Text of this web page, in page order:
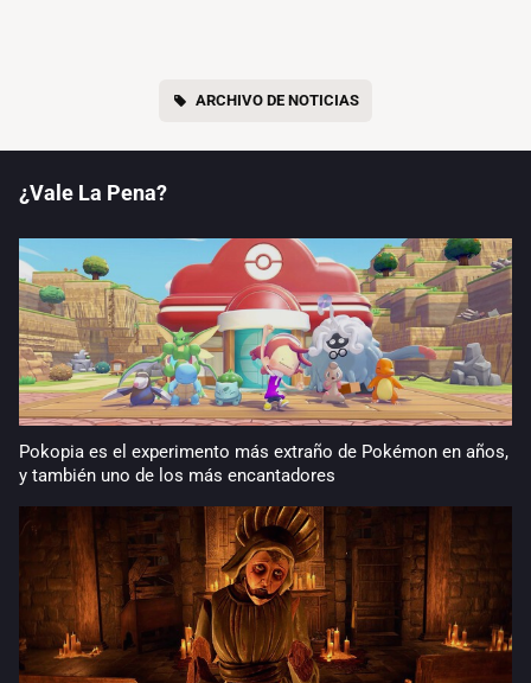
ARCHIVO DE NOTICIAS
¿Vale La Pena?
Pokopia es el experimento más extraño de Pokémon en años,
y también uno de los más encantadores